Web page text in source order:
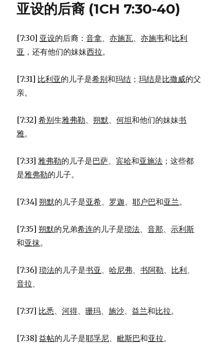
地
袖
亚设的后裔 (1CH 7:30-40)
[7:30] 亚设的后裔：音拿、亦施瓦、亦施韦和比利
亚 ，还有他们的妹妹西拉。
[7:31] 比利亚的儿子是希别和玛结 ；玛结是比撒威的父
亲。
[7:32]希别生雅弗勒、朔默、何坦和他们的妹妹书
雅。
[7:33]雅弗勒的儿子是巴萨、宾哈和亚施法 ；这些都
是雅弗勒的儿子。
[7:34]朔默的儿子是亚希、 罗迦、耶户巴和亚兰。
[7:35]朔默的兄弟希连的儿子是琐法、音那、示利斯
和亚抹。
[7:36]琐法的儿子是书亚 、 哈尼弗、书阿勒、 比利、
音拉、
[7:37] 比悉、河得、珊玛、施沙、益兰和比拉。
[7:38]益帖的儿子是耶孚尼、 毗斯巴和亚拉。